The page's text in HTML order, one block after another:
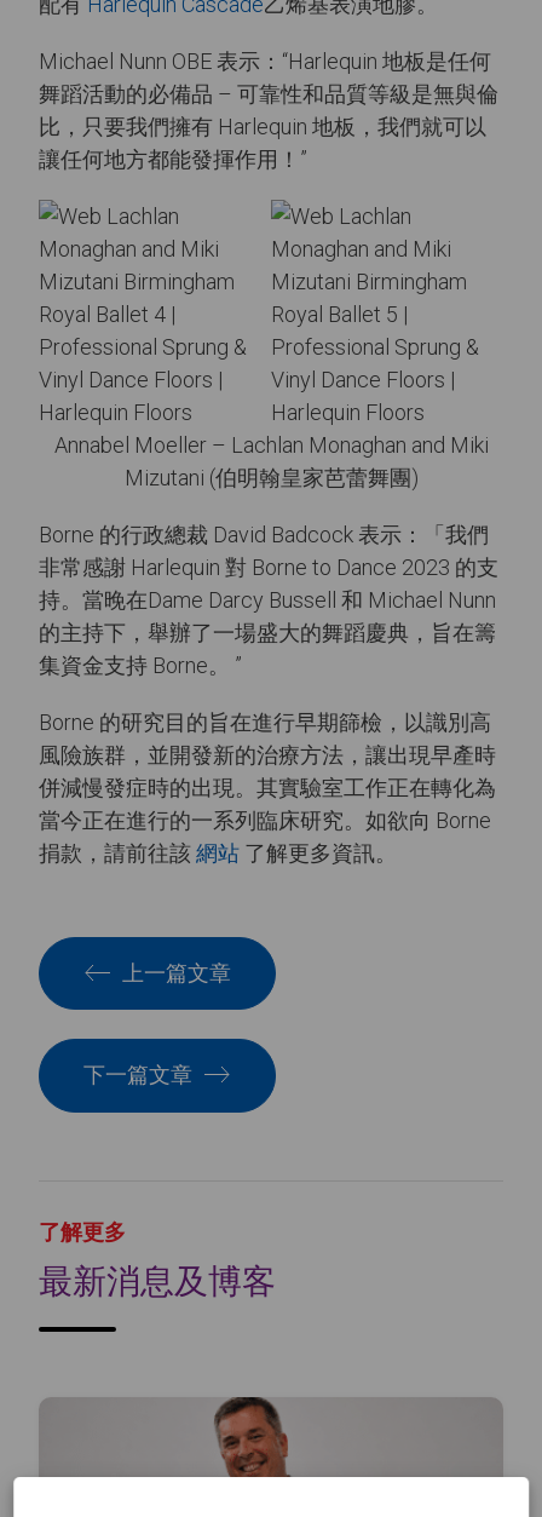
Michael Nunn OBE 表示：“Harlequin 地板是任何
舞蹈活動的必備品 – 可靠性和品質等級是無與倫
比，只要我們擁有 Harlequin 地板，我們就可以
讓任何地方都能發揮作用！”
Annabel Moeller – Lachlan Monaghan and Miki
Mizutani (伯明翰皇家芭蕾舞團)
Borne 的行政總裁 David Badcock 表示：「我們
非常感謝 Harlequin 對 Borne to Dance 2023 的支
持。當晚在Dame Darcy Bussell 和 Michael Nunn
的主持下，舉辦了一場盛大的舞蹈慶典，旨在籌
集資金支持 Borne。 ”
Borne 的研究目的旨在進行早期篩檢，以識別高
風險族群，並開發新的治療方法，讓出現早產時
併減慢發症時的出現。其實驗室工作正在轉化為
當今正在進行的一系列臨床研究。如欲向 Borne
捐款，請前往該網站 了解更多資訊。
上一篇文章
下一篇文章
了解更多
最新消息及博客